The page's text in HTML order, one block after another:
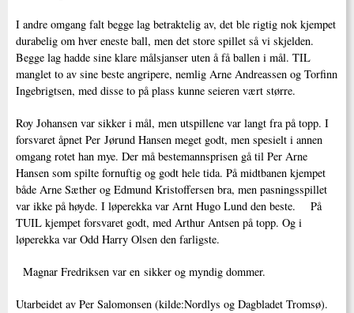
I andre omgang falt begge lag betraktelig av, det ble rigtig nok kjempet
durabelig om hver eneste ball, men det store spillet så vi skjelden.
Begge lag hadde sine klare målsjanser uten å få ballen i mål. TIL
manglet to av sine beste angripere, nemlig Arne Andreassen og Torfinn
Ingebrigtsen, med disse to på plass kunne seieren vært større.
Roy Johansen var sikker i mål, men utspillene var langt fra på topp. I
forsvaret åpnet Per Jørund Hansen meget godt, men spesielt i annen
omgang rotet han mye. Der må bestemannsprisen gå til Per Arne
Hansen som spilte fornuftig og godt hele tida. På midtbanen kjempet
både Arne Sæther og Edmund Kristoffersen bra, men pasningsspillet
var ikke på høyde. I løperekka var Arnt Hugo Lund den beste. På
TUIL kjempet forsvaret godt, med Arthur Antsen på topp. Og i
løperekka var Odd Harry Olsen den farligste.
Magnar Fredriksen var en sikker og myndig dommer.
Utarbeidet av Per Salomonsen (kilde:Nordlys og Dagbladet Tromsø).